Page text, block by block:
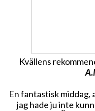
Kvällens
En fantastisk
jag hade ju inte